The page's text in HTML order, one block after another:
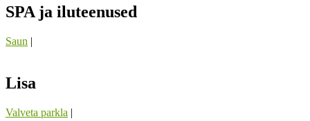
SPA ja iluteenused
Saun |
Lisa
Valveta parkla |